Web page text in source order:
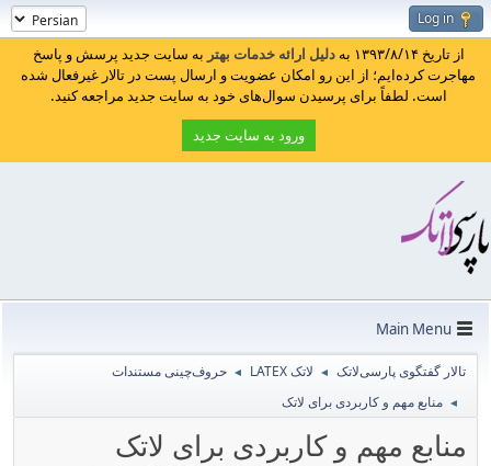
Log in
از تاریخ ۱۳۹۳/۸/۱۴ به دلیل ارائه خدمات بهتر به سایت جدید پرسش و پاسخ
مهاجرت کرده‌ایم؛ از این رو امکان عضویت و ارسال پست در تالار غیرفعال شده
است. لطفاً برای پرسیدن سوال‌های خود به سایت جدید مراجعه کنید.
ورود به سایت جدید
Main Menu
تالار گفتگوی پارسی‌لاتک ◄ لاتک LATEX ◄ حروف‌چینی مستندات
◄ منابع مهم و کاربردی برای لاتک
منابع مهم و کاربردی برای لاتک